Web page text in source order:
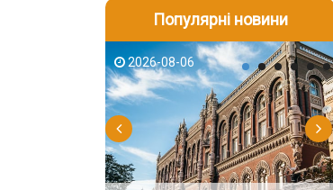
Популярні новини
2026-08-06
2026-08-03